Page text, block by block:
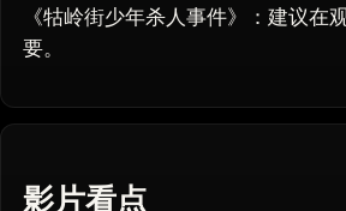
《牯岭街少年杀人事件》：建议
要。
影片看点